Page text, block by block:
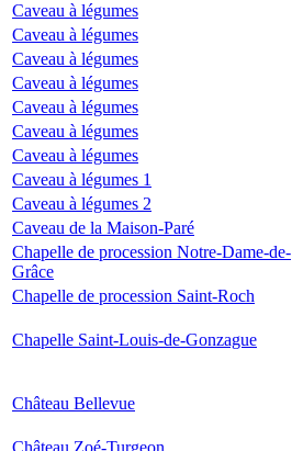
Caveau à légumes
Caveau à légumes
Caveau à légumes
Caveau à légumes
Caveau à légumes
Caveau à légumes
Caveau à légumes
Caveau à légumes 1
Caveau à légumes 2
Caveau de la Maison-Paré
Chapelle de procession Notre-Dame-de-
Grâce
Chapelle de procession Saint-Roch
Chapelle Saint-Louis-de-Gonzague
Château Bellevue
Château Zoé-Turgeon